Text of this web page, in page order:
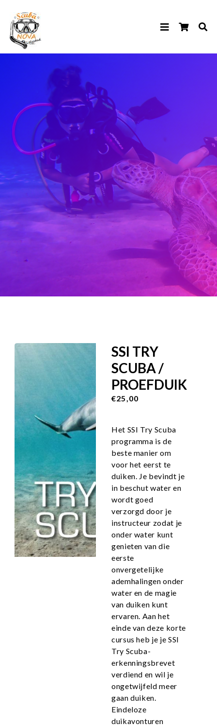
SSI TRY
SCUBA /
PROEFDUIK
€25,00
Het SSI Try Scuba
programma is de
beste manier om
voor het eerst te
duiken. Je bevindt je
in beschut water en
wordt goed
verzorgd door je
instructeur zodat je
onder water kunt
genieten van die
eerste
onvergetelijke
ademhalingen onder
water en de magie
van duiken kunt
ervaren. Aan het
einde van deze korte
cursus heb je je SSI
Try Scuba-
erkenningsbrevet
verdiend en wil je
ongetwijfeld meer
gaan duiken.
Eindeloze
duikavonturen